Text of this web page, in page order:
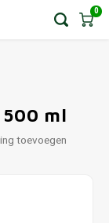
0
ml
toevoegen